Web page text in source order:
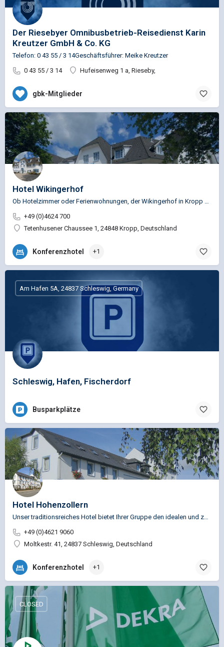
Der Riesebyer Omnibusbetrieb-Reisedienst Karin
Kreutzer GmbH & Co. KG
Telefon: 0 43 55 / 3 14Geschäftsführer: Meike Kreutzer
0 43 55 / 3 14
Hufeisenweg 1 a, Rieseby,
gbk-Mitglieder
Hotel Wikingerhof
Ob Hotelzimmer oder Ferienwohnungen, der Wikingerhof in Kropp vermittelt mit seinem friesischen Stil überall…
+49 (0)4624 700
Tetenhusener Chaussee 1, 24848 Kropp, Deutschland
Konferenzhotel +1
Schleswig, Hafen, Fischerdorf
Am Hafen 5A, 24837 Schleswig, Germany
Busparkplätze
Hotel Hohenzollern
Unser traditionsreiches Hotel bietet Ihrer Gruppe den idealen und zentralen Standort für Ausflüge an die…
+49 (0)4621 9060
Moltkestr. 41, 24837 Schleswig, Deutschland
Konferenzhotel +1
CLOSED